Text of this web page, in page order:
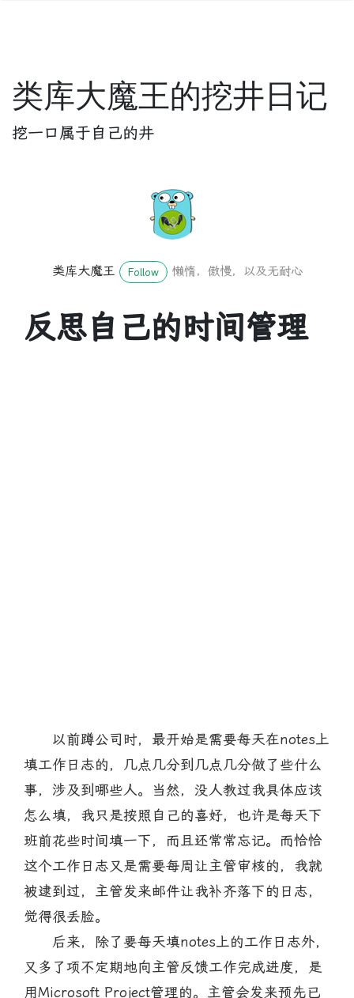
类库大魔王的挖井日记
挖一口属于自己的井
类库大魔王 Follow 懒惰，傲慢，以及无耐心
反思自己的时间管理
以前蹲公司时，最开始是需要每天在notes上
填工作日志的，几点几分到几点几分做了些什么
事，涉及到哪些人。当然，没人教过我具体应该
怎么填，我只是按照自己的喜好，也许是每天下
班前花些时间填一下，而且还常常忘记。而恰恰
这个工作日志又是需要每周让主管审核的，我就
被逮到过，主管发来邮件让我补齐落下的日志，
觉得很丢脸。
后来，除了要每天填notes上的工作日志外，
又多了项不定期地向主管反馈工作完成进度，是
用Microsoft Project管理的。主管会发来预先已